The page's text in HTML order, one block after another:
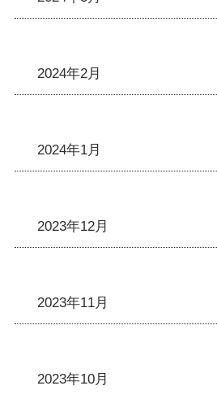
2024年2月
2024年1月
2023年12月
2023年11月
2023年10月